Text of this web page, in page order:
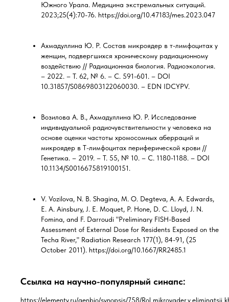
Южного Урала. Медицина экстремальных ситуаций.
2023;25(4):70-76. https://doi.org/10.47183/mes.2023.047
Ахмадуллина Ю. Р. Состав микроядер в т-лимфоцитах у
женщин, подвергшихся хроническому радиационному
воздействию // Радиационная биология. Радиоэкология.
– 2022. – Т. 62, № 6. – С. 591-601. – DOI
10.31857/S0869803122060030. – EDN IDCYPV.
Возилова А. В., Ахмадуллина Ю. Р. Исследование
индивидуальной радиочувствительности у человека на
основе оценки частоты хромосомных аберраций и
микроядер в Т-лимфоцитах периферической крови //
Генетика. – 2019. – Т. 55, № 10. – С. 1180-1188. – DOI
10.1134/S0016675819100151.
V. Vozilova, N. B. Shagina, M. O. Degteva, A. A. Edwards,
E. A. Ainsbury, J. E. Moquet, P. Hone, D. C. Lloyd, J. N.
Fomina, and F. Darroudi "Preliminary FISH-Based
Assessment of External Dose for Residents Exposed on the
Techa River," Radiation Research 177(1), 84-91, (25
October 2011). https://doi.org/10.1667/RR2485.1
Ссылка на научно-популярный синапс:
https://elementy.ru/genbio/synopsis/758/